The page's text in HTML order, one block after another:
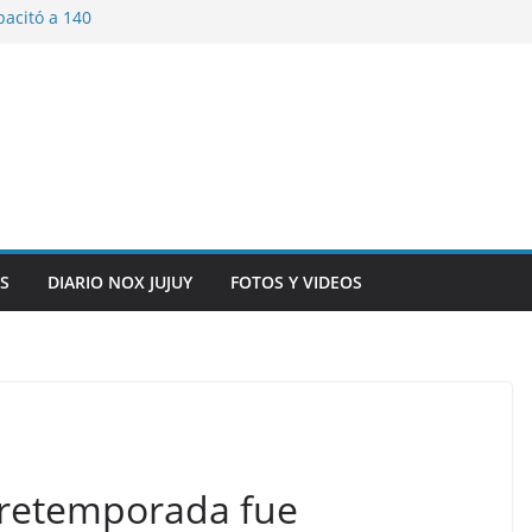
a 140
DIARIO NOX JUJUY FOTOS Y VIDEOS
fue